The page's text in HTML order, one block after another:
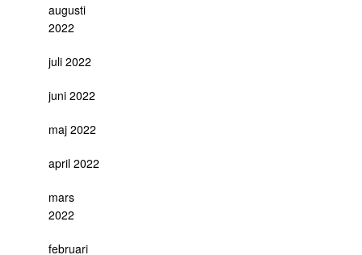
augusti
2022
juli 2022
juni 2022
maj 2022
april 2022
mars
2022
februari